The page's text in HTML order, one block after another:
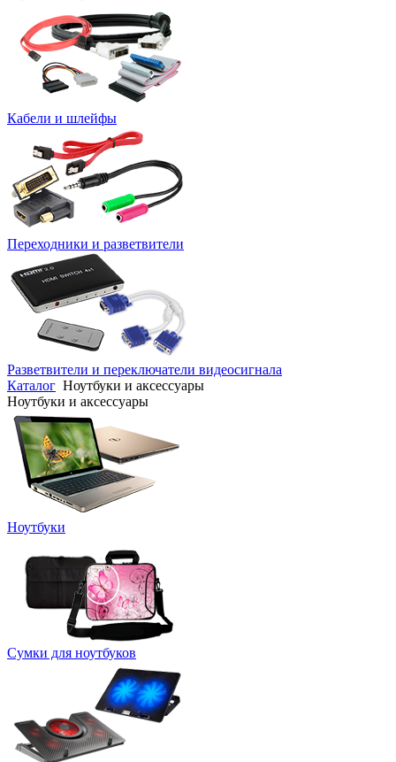
Кабели и шлейфы
Переходники и разветвители
Разветвители и переключатели видеосигнала
Каталог Ноутбуки и аксессуары
Ноутбуки и аксессуары
Ноутбуки
Сумки для ноутбуков